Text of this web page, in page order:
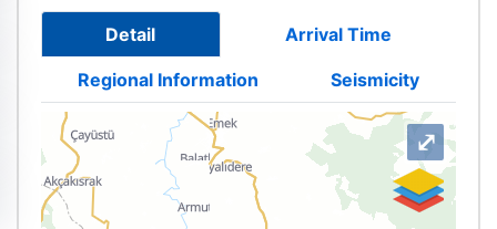
Detail Arrival Time
Regional Information Seismicity
⤢